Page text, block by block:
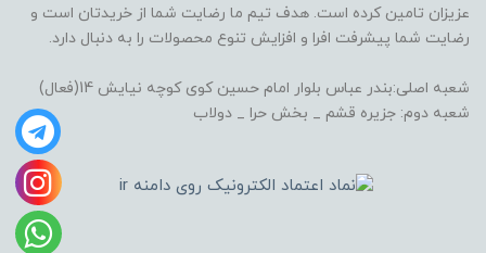
عزیزان تامین کرده است. هدف تیم ما رضایت شما از خریدتان است و
رضایت شما پیشرفت افرا و افزایش تنوع محصولات را به دنبال دارد.
شعبه اصلی:بندر عباس بلوار امام حسین کوی کوچه نیایش 14(فعال)
شعبه دوم: جزیره قشم _ بخش حرا _ دولاب